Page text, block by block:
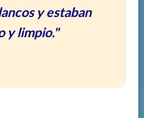
y estaban
y limpio."